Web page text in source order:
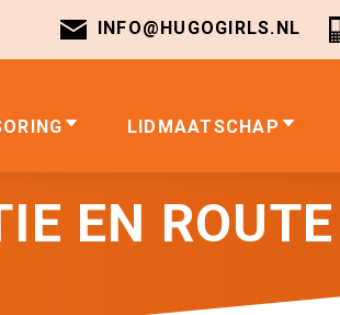
INFO@HUGOGIRLS.NL
LIDMAATSCHAP
EN ROUTE